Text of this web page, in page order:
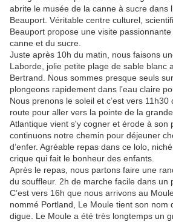
abrite le musée de la canne à sucre dans
Beauport. Véritable centre culturel,
Beauport propose une visite
canne et du sucre.
Juste après 10h du matin, nous faisons
Laborde, jolie petite plage de sable blanc
Bertrand. Nous sommes presque seuls
plongeons rapidement dans l’eau claire
Nous prenons le soleil et c’est vers
route pour aller vers la pointe de la
Atlantique vient s'y cogner et érode à son
continuons notre chemin pour déjeuner
d’enfer. Agréable repas dans ce lolo,
crique qui fait le bonheur des enfants.
Après le repas, nous partons faire une
du souffleur. 2h de marche facile dans un
C’est vers 16h que nous arrivons au
nommé Portland, Le Moule tient son nom
digue. Le Moule a été très longtemps un